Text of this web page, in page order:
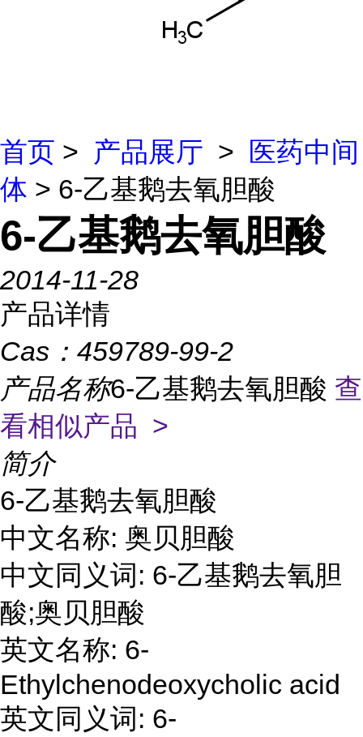
首页 > 产品展厅 >
医药中间
体 > 6-乙基鹅去氧胆酸
6-乙基鹅去氧胆酸
2014-11-28
产品详情
Cas： 459789-99-2
产品名称6-乙基鹅去氧胆酸 查
看相似产品 >
简介
6-乙基鹅去氧胆酸
中文名称: 奥贝胆酸
中文同义词: 6-乙基鹅去氧胆
酸;奥贝胆酸
英文名称: 6-
Ethylchenodeoxycholic acid
英文同义词: 6-